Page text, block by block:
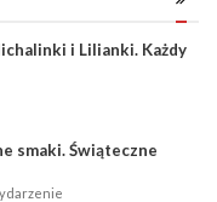
i Lilianki. Każdy
smaki. Świąteczne